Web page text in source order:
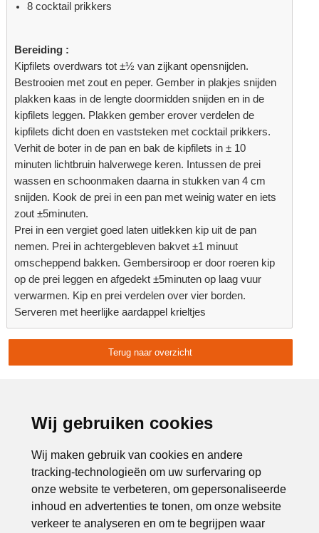
Wij gebruiken cookies
Wij maken gebruik van cookies en andere
tracking-technologieën om uw surfervaring op
onze website te verbeteren, om gepersonaliseerde
inhoud en advertenties te tonen, om onze website
verkeer te analyseren en om te begrijpen waar
8 cocktail prikkers
Bereiding :
Kipfilets overdwars tot ±½ van zijkant opensnijden.
Bestrooien met zout en peper. Gember in plakjes snijden
plakken kaas in de lengte doormidden snijden en in de
kipfilets leggen. Plakken gember erover verdelen de
kipfilets dicht doen en vaststeken met cocktail prikkers.
Verhit de boter in de pan en bak de kipfilets in ± 10
minuten lichtbruin halverwege keren. Intussen de prei
wassen en schoonmaken daarna in stukken van 4 cm
snijden. Kook de prei in een pan met weinig water en iets
zout ±5minuten.
Prei in een vergiet goed laten uitlekken kip uit de pan
nemen. Prei in achtergebleven bakvet ±1 minuut
omscheppend bakken. Gembersiroop er door roeren kip
op de prei leggen en afgedekt ±5minuten op laag vuur
verwarmen. Kip en prei verdelen over vier borden.
Serveren met heerlijke aardappel krieltjes
Terug naar overzicht
Advertentie: